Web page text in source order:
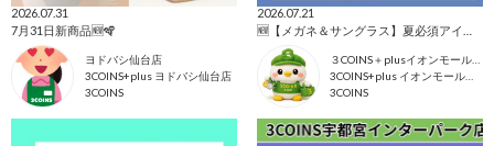
2026.07.31
7月31日新商品🆕🪇
ヨドバシ仙台店
3COINS+plus ヨドバシ仙台店
3COINS
2026.07.21
3COINS